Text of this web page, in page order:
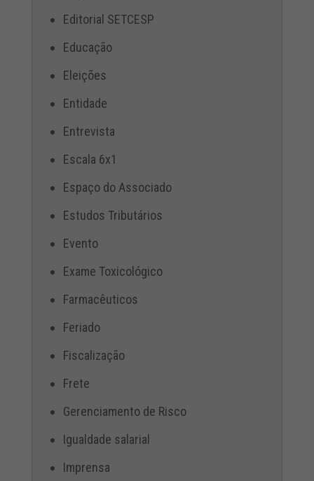
Editorial SETCESP
Educação
Eleições
Entidade
Entrevista
Escala 6x1
Espaço do Associado
Estudos Tributários
Evento
Exame Toxicológico
Farmacêuticos
Feriado
Fiscalização
Frete
Gerenciamento de Risco
Igualdade salarial
Imprensa